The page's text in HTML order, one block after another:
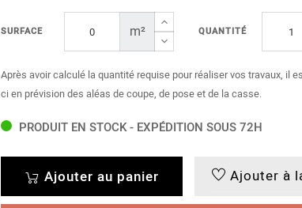
SURFACE m² QUANTITÉ
Après avoir calculé la quantité requise pour réaliser vos travaux, il
ci en prévision des aléas de coupe, de pose et de la casse.
PRODUIT EN STOCK - EXPÉDITION SOUS 72H
Ajouter au panier Ajouter à